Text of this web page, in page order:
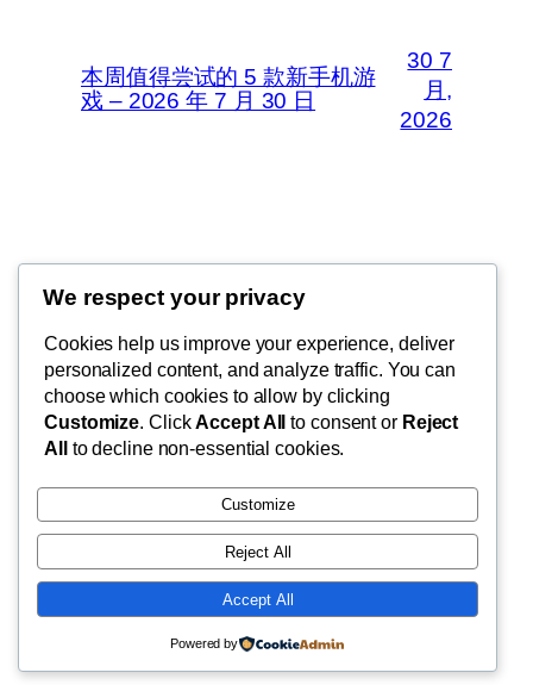
本周值得尝试的 5 款新手机游
戏 – 2026 年 7 月 30 日
30 7
月,
2026
Thunder Feeds
你最喜欢的电子游戏和攻略杂志
博客
关于
常见问题
作者
事件
商店
样板
主题
二〇二五 以WordPress设计
We respect your privacy
Cookies help us improve your experience, deliver
personalized content, and analyze traffic. You can
choose which cookies to allow by clicking
Customize. ClickAccept All to consent or Reject
All
to decline non-essential cookies.
Customize
Reject All
Accept All
Powered by